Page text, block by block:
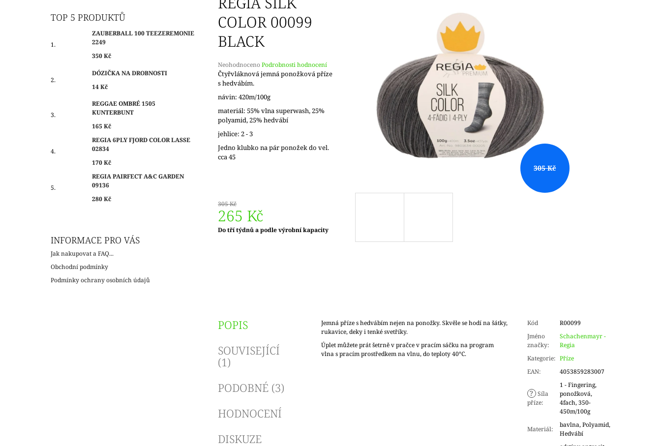
TOP 5 PRODUKTŮ
ZAUBERBALL 100 TEEZEREMONIE
2249
350 Kč
DÓZIČKA NA DROBNOSTI
14 Kč
REGGAE OMBRÉ 1505
KUNTERBUNT
165 Kč
REGIA 6PLY FJORD COLOR LASSE
02834
170 Kč
REGIA PAIRFECT A&C GARDEN
09136
280 Kč
INFORMACE PRO VÁS
Jak nakupovat a FAQ...
Obchodní podmínky
Podmínky ochrany osobních údajů
COLOR 00099
BLACK
Průměrné
hodnocení
produktu
0,0
z
5
hvězdiček.
NeohodnocenoPodrobnosti hodnocení
305 Kč
Čtyřvláknová jemná ponožková příze
s hedvábím.
návin: 420m/100g
materiál: 55% vlna superwash, 25%
polyamid, 25% hedvábí
jehlice: 2 - 3
Jedno klubko na pár ponožek do vel.
cca 45
305 Kč
265 Kč
Měrná
Do tří týdnů a podle výrobní kapacity
POPIS
SOUVISEJÍCÍ
(1)
PODOBNÉ (3)
HODNOCENÍ
DISKUZE
Jemná příze s hedvábím nejen na ponožky. Skvěle se hodí na šátky,
rukavice, deky i tenké svetříky.
Úplet můžete prát šetrně v pračce v pracím sáčku na program
vlna s pracím prostředkem na vlnu, do teploty 40°C.
Kód
R00099
Jméno
značky:
Schachenmayr -
Regia
Kategorie: Příze
EAN: 4053859283007
? Síla
příze:
1 - Fingering,
ponožková,
4fach, 350-
450m/100g
Materiál:
bavlna, Polyamid,
Hedvábí